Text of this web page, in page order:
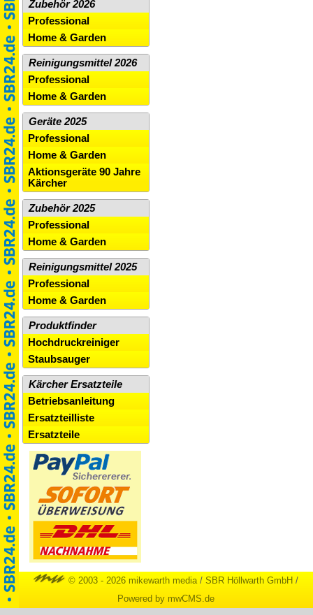
Zubehör 2026
Professional
Home & Garden
Reinigungsmittel 2026
Professional
Home & Garden
Geräte 2025
Professional
Home & Garden
Aktionsgeräte 90 Jahre
Kärcher
Zubehör 2025
Professional
Home & Garden
Reinigungsmittel 2025
Professional
Home & Garden
Produktfinder
Hochdruckreiniger
Staubsauger
Kärcher Ersatzteile
Betriebsanleitung
Ersatzteilliste
Ersatzteile
© 2003 - 2026 mikewarth media / SBR Höllwarth GmbH /
Powered by mwCMS.de